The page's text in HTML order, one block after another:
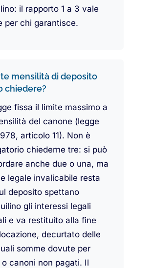
il rapporto 1 a 3 vale
per chi garantisce.
mensilità di deposito
chiedere?
fissa il limite massimo a
del canone (legge
articolo 11). Non è
chiederne tre: si può
anche due o una, ma
legale invalicabile resta
deposito spettano
gli interessi legali
e va restituito alla fine
decurtato delle
somme dovute per
canoni non pagati. Il